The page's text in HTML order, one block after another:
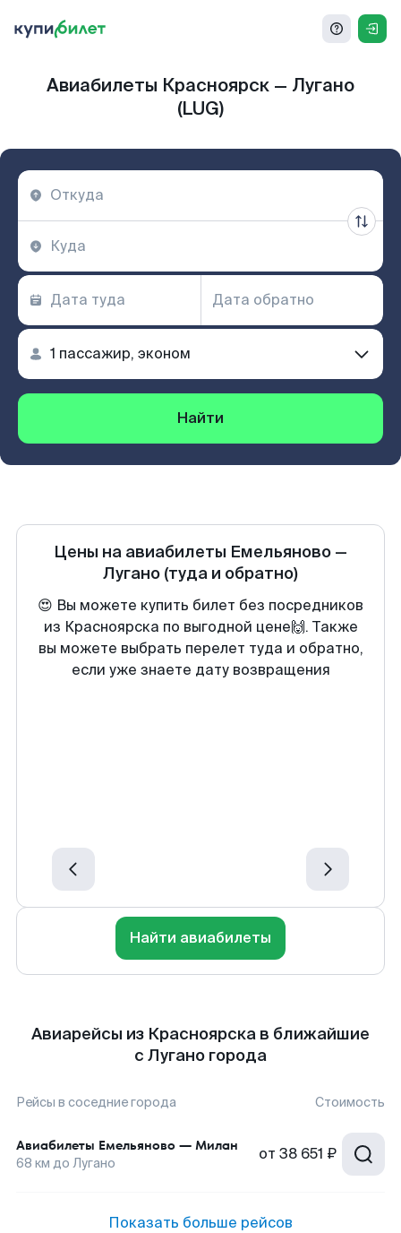
Авиабилеты Красноярск — Лугано
(LUG)
Найти
Цены на авиабилеты Емельяново —
Лугано (туда и обратно)
😍 Вы можете купить билет без посредников
из Красноярска по выгодной цене🙌. Также
вы можете выбрать перелет туда и обратно,
если уже знаете дату возвращения
Найти авиабилеты
Авиарейсы из Красноярска в ближайшие
с Лугано города
Рейсы в соседние города Стоимость
Авиабилеты Емельяново — Милан
68 км до Лугано от 38 651 ₽
Показать больше рейсов